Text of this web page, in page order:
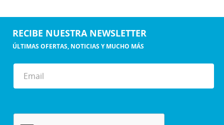
RECIBE NUESTRA NEWSLETTER
ÚLTIMAS OFERTAS, NOTICIAS Y MUCHO MÁS